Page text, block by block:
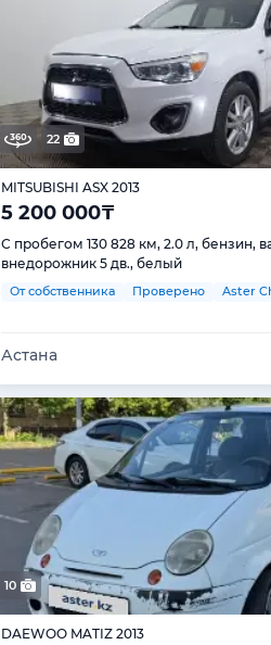
22
MITSUBISHI ASX 2013
5 200 000₸
С пробегом 130 828 км, 2.0 л, бензин,
внедорожник 5 дв., белый
От собственника Проверено Aster
Астана
10
DAEWOO MATIZ 2013